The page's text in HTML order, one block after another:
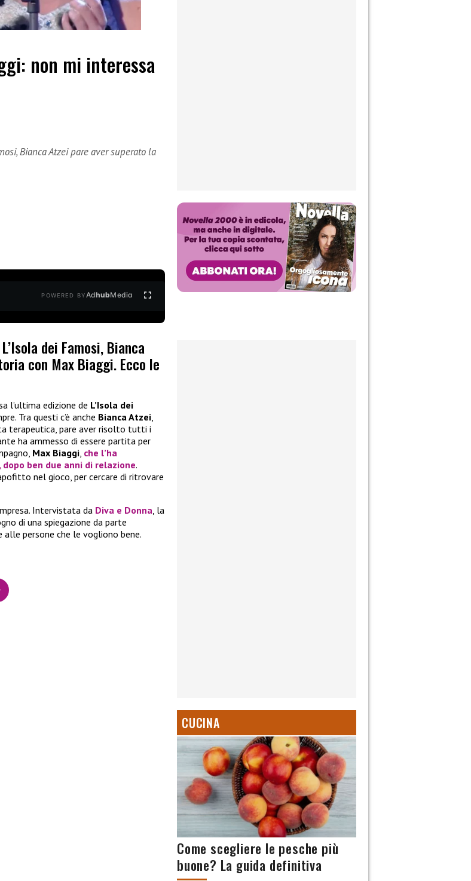
non mi interessa
Bianca Atzei pare aver superato la
POWERED BYAdhubMedia
dei Famosi, Bianca
con Max Biaggi. Ecco le
l’ultima edizione de L’Isola dei
Tra questi c’è anche Bianca Atzei,
terapeutica, pare aver risolto tutti i
ha ammesso di essere partita per
Max Biaggi, che l’ha
ben due anni di relazione.
nel gioco, per cercare di ritrovare
Intervistata da Diva e Donna, la
di una spiegazione da parte
alle persone che le vogliono bene.
CUCINA
Come scegliere le pesche più
buone? La guida definitiva